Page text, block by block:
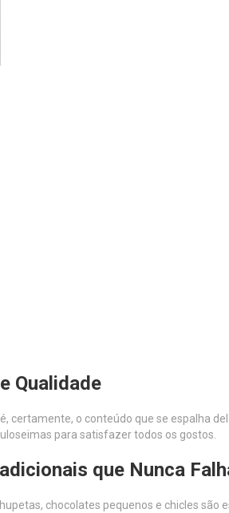
Qualidade
certamente, o conteúdo que se espalha
para satisfazer todos os gostos.
que Nunca
chocolates pequenos e chicles